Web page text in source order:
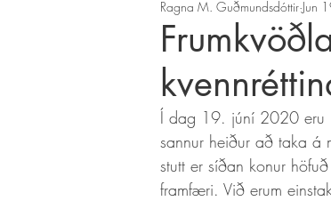
Ragna M. Guðmundsdóttir Jun
Í dag 19. júní 2020 eru
sannur heiður að taka á
stutt er síðan konur
framfæri. Við erum